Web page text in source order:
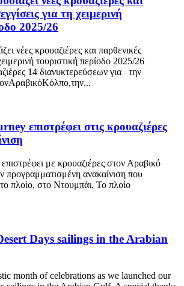
για τη χειμερινή
2025/26
νέες κρουαζιέρες και παρθενικές
τουριστική περίοδο 2025/26
14 διανυκτερεύσεων για την
επιστρέφει στις κρουαζιέρες
με κρουαζιέρες στον Αραβικό
προγραμματισμένη ανακαίνιση που
πλοίο, στο Ντουμπάι. Το πλοίο
Days sailings in the Arabian
month of celebrations as we launched our